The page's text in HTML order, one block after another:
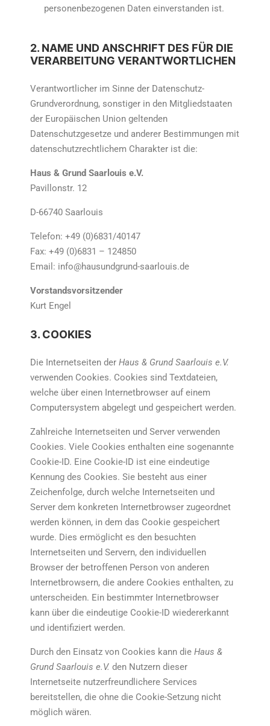
personenbezogenen Daten einverstanden ist.
2. NAME UND ANSCHRIFT DES FÜR DIE
VERARBEITUNG VERANTWORTLICHEN
Verantwortlicher im Sinne der Datenschutz-
Grundverordnung, sonstiger in den Mitgliedstaaten
der Europäischen Union geltenden
Datenschutzgesetze und anderer Bestimmungen mit
datenschutzrechtlichem Charakter ist die:
Haus & Grund Saarlouis e.V.
Pavillonstr. 12
D-66740 Saarlouis
Telefon: +49 (0)6831/40147
Fax: +49 (0)6831 – 124850
Email: info@hausundgrund-saarlouis.de
Vorstandsvorsitzender
Kurt Engel
3. COOKIES
Die Internetseiten der Haus & Grund Saarlouis e.V.
verwenden Cookies. Cookies sind Textdateien,
welche über einen Internetbrowser auf einem
Computersystem abgelegt und gespeichert werden.
Zahlreiche Internetseiten und Server verwenden
Cookies. Viele Cookies enthalten eine sogenannte
Cookie-ID. Eine Cookie-ID ist eine eindeutige
Kennung des Cookies. Sie besteht aus einer
Zeichenfolge, durch welche Internetseiten und
Server dem konkreten Internetbrowser zugeordnet
werden können, in dem das Cookie gespeichert
wurde. Dies ermöglicht es den besuchten
Internetseiten und Servern, den individuellen
Browser der betroffenen Person von anderen
Internetbrowsern, die andere Cookies enthalten, zu
unterscheiden. Ein bestimmter Internetbrowser
kann über die eindeutige Cookie-ID wiedererkannt
und identifiziert werden.
Durch den Einsatz von Cookies kann die Haus &
Grund Saarlouis e.V. den Nutzern dieser
Internetseite nutzerfreundlichere Services
bereitstellen, die ohne die Cookie-Setzung nicht
möglich wären.